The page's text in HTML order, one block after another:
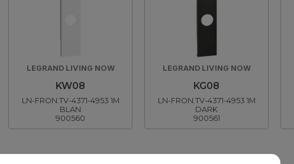
LEGRAND LIVING NOW
KW08
LN-FRON.TV-4371-4953 1M
BLAN
900560
LEGRAND LIVING NOW
KG08
LN-FRON.TV-4371-4953 1M
DARK
900561